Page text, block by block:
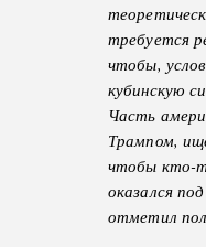
требуется
чтобы,
кубинскую
Часть
Трампом,
чтобы кто-
оказался
отметил